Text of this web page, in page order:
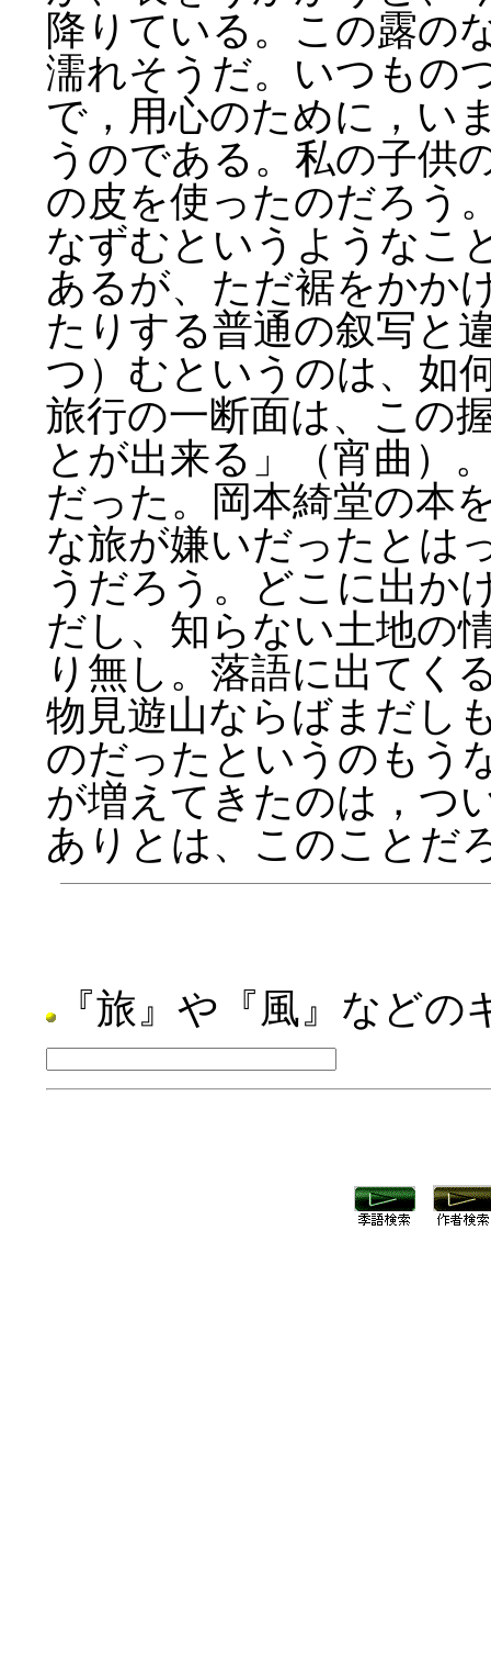
降りている。この露の
濡れそうだ。いつもの
で，用心のために，い
うのである。私の子供
の皮を使ったのだろう
なずむというようなこ
あるが、ただ裾をかか
たりする普通の叙写と
つ）むというのは、如
旅行の一断面は、この
とが出来る」（宵曲）
だった。岡本綺堂の本
な旅が嫌いだったとは
うだろう。どこに出か
だし、知らない土地の
り無し。落語に出てく
物見遊山ならばまだし
のだったというのもう
が増えてきたのは，つ
ありとは、このことだ
『旅』や『風』など